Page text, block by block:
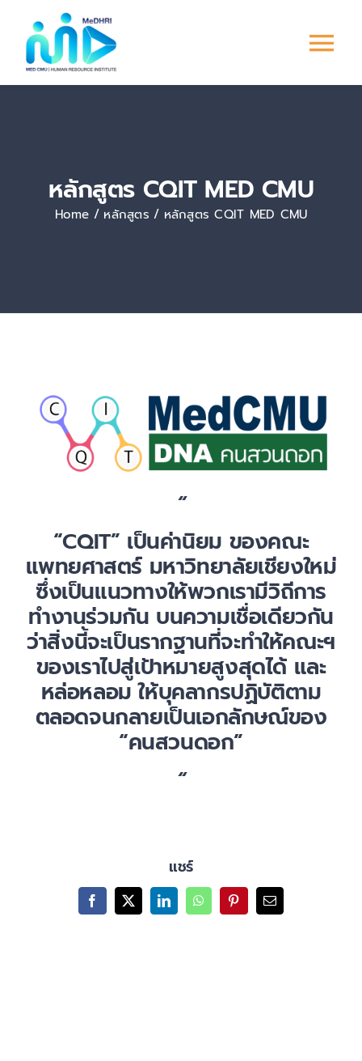
content
ระบบ PMS
หลักสูตร CQIT MED CMU
Home หลักสูตร หลักสูตร CQIT MED CMU
“
“CQIT” เป็นค่านิยม ของคณะ
แพทยศาสตร์ มหาวิทยาลัยเชียงใหม่
ซึ่งเป็นแนวทางให้พวกเรามีวิถีการ
ทำงานร่วมกัน บนความเชื่อเดียวกัน
ว่าสิ่งนี้จะเป็นรากฐานที่จะทำให้คณะฯ
ของเราไปสู่เป้าหมายสูงสุดได้ และ
หล่อหลอม ให้บุคลากรปฏิบัติตาม
ตลอดจนกลายเป็นเอกลักษณ์ของ
“คนสวนดอก”
“
แชร์
Facebook
X LinkedInWhatsAppPinterestEmail